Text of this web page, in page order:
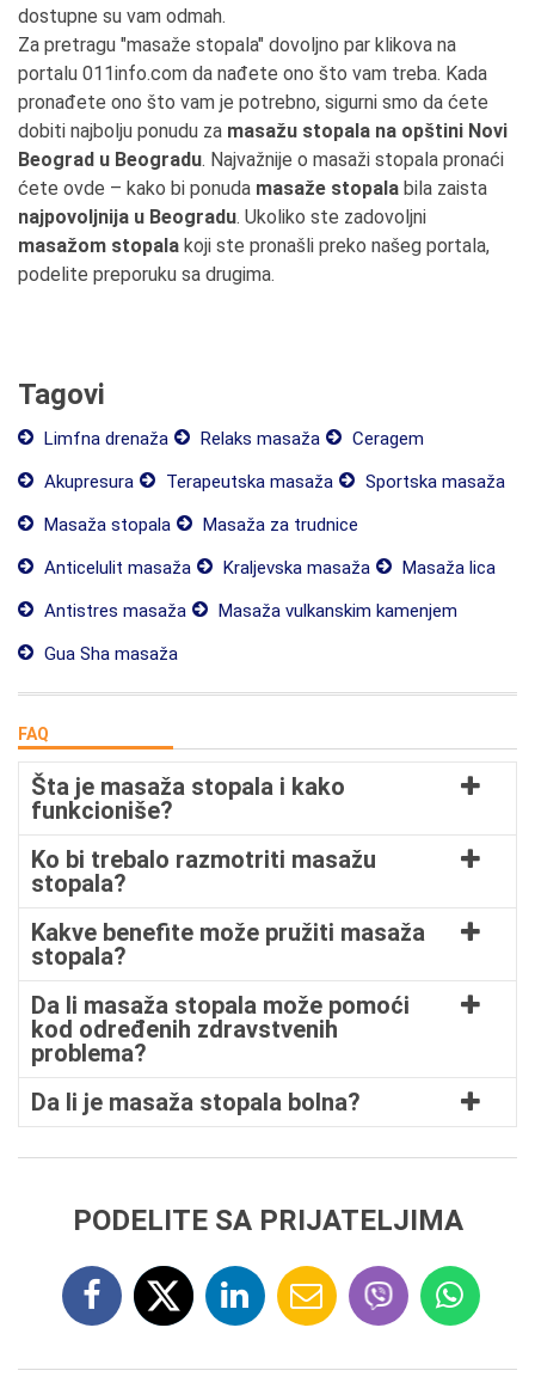
dostupne su vam odmah.
Za pretragu "masaže stopala" dovoljno par klikova na
portalu 011info.com da nađete ono što vam treba. Kada
pronađete ono što vam je potrebno, sigurni smo da ćete
dobiti najbolju ponudu za masažu stopala na opštini Novi
Beograd u Beogradu. Najvažnije o masaži stopala pronaći
ćete ovde – kako bi ponuda masaže stopala bila zaista
najpovoljnija u Beogradu. Ukoliko ste zadovoljni
masažom stopala koji ste pronašli preko našeg portala,
podelite preporuku sa drugima.
Tagovi
Limfna drenaža Relaks masaža
Ceragem
Akupresura
Terapeutska masaža
Sportska masaža
Masaža stopala
Masaža za trudnice
Anticelulit masaža
Kraljevska masaža
Masaža lica
Antistres masaža
Masaža vulkanskim kamenjem
Gua Sha masaža
FAQ
Šta je masaža stopala i kako
funkcioniše?
Ko bi trebalo razmotriti masažu
stopala?
Kakve benefite može pružiti masaža
stopala?
Da li masaža stopala može pomoći
kod određenih zdravstvenih
problema?
Da li je masaža stopala bolna?
PODELITE SA PRIJATELJIMA